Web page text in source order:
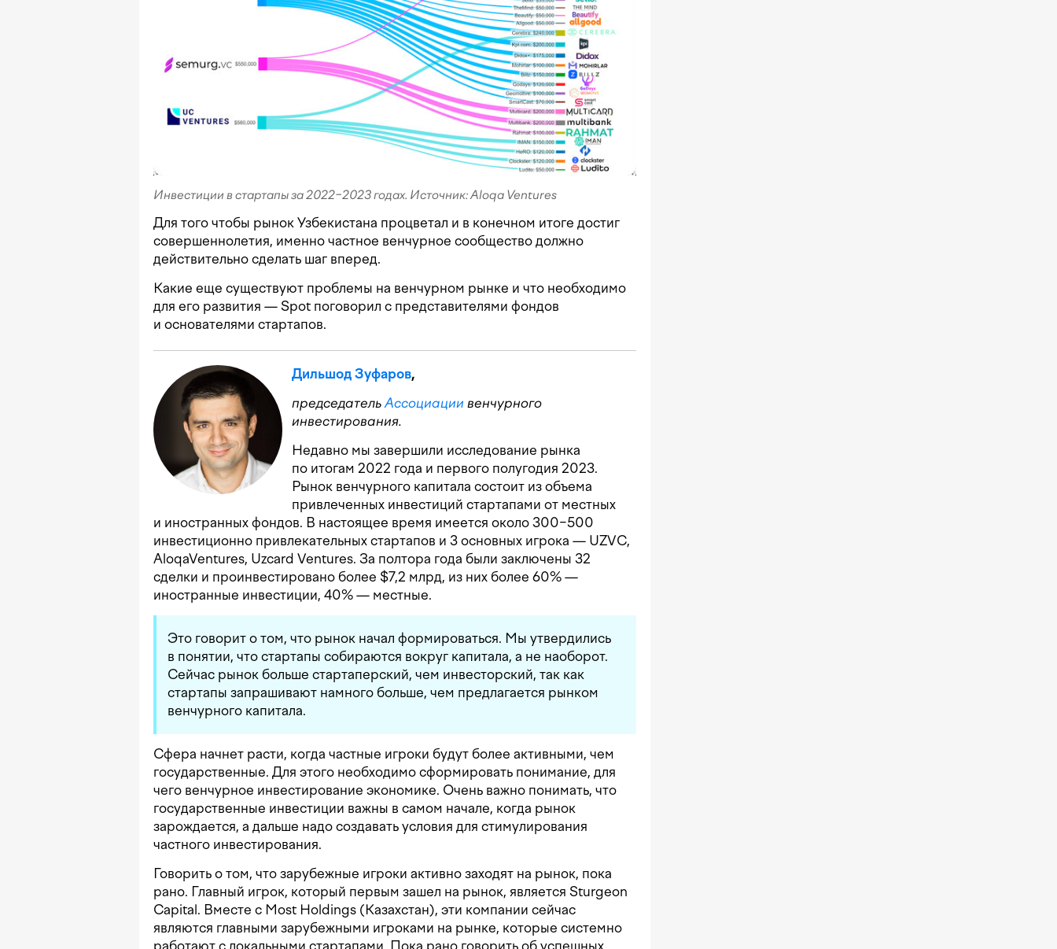
Инвестиции в стартапы за 2022−2023 годах. Источник: Aloqa Ventures
Для того чтобы рынок Узбекистана процветал и в конечном итоге достиг
совершеннолетия, именно частное венчурное сообщество должно
действительно сделать шаг вперед.
Какие еще существуют проблемы на венчурном рынке и что необходимо
для его развития — Spot поговорил с представителями фондов
и основателями стартапов.
Дильшод Зуфаров,
председатель Ассоциации венчурного
инвестирования.
Недавно мы завершили исследование рынка
по итогам 2022 года и первого полугодия 2023.
Рынок венчурного капитала состоит из объема
привлеченных инвестиций стартапами от местных
и иностранных фондов. В настоящее время имеется около 300−500
инвестиционно привлекательных стартапов и 3 основных игрока — UZVC,
AloqaVentures, Uzcard Ventures. За полтора года были заключены 32
сделки и проинвестировано более $7,2 млрд, из них более 60% —
иностранные инвестиции, 40% — местные.
Это говорит о том, что рынок начал формироваться. Мы утвердились
в понятии, что стартапы собираются вокруг капитала, а не наоборот.
Сейчас рынок больше стартаперский, чем инвесторский, так как
стартапы запрашивают намного больше, чем предлагается рынком
венчурного капитала.
Сфера начнет расти, когда частные игроки будут более активными, чем
государственные. Для этого необходимо сформировать понимание, для
чего венчурное инвестирование экономике. Очень важно понимать, что
государственные инвестиции важны в самом начале, когда рынок
зарождается, а дальше надо создавать условия для стимулирования
частного инвестирования.
Говорить о том, что зарубежные игроки активно заходят на рынок, пока
рано. Главный игрок, который первым зашел на рынок, является Sturgeon
Capital. Вместе с Most Holdings (Казахстан), эти компании сейчас
являются главными зарубежными игроками на рынке, которые системно
работают с локальными стартапами. Пока рано говорить об успешных